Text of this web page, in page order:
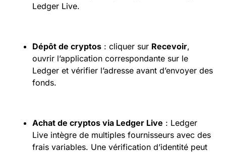
Ledger Live.
Dépôt de cryptos : cliquer sur Recevoir,
ouvrir l’application correspondante sur le
Ledger et vérifier l’adresse avant d’envoyer des
fonds.
Achat de cryptos via Ledger Live : Ledger
Live intègre de multiples fournisseurs avec des
frais variables. Une vérification d’identité peut